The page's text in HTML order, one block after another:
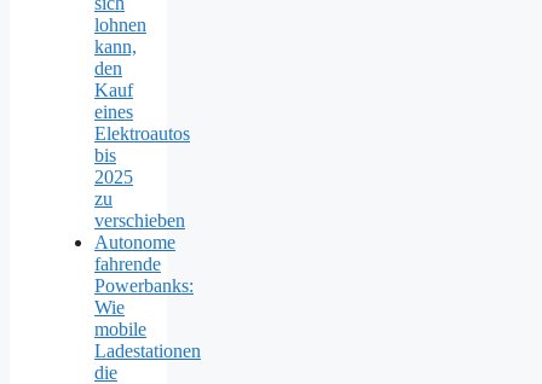
lohnen
kann,
den
Kauf
eines
Elektroautos
bis
2025
zu
verschieben
Autonome
fahrende
Powerbanks:
Wie
mobile
Ladestationen
die